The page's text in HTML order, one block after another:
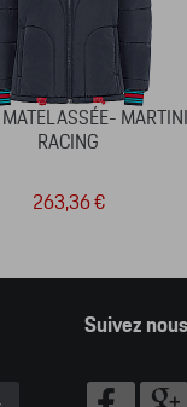
MATELASSÉE-
RACING
263,36 €
Suivez nous